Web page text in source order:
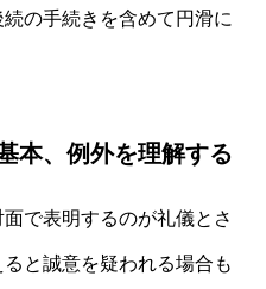
の手続きを含めて円滑に
本、例外を理解する
で表明するのが礼儀とさ
と誠意を疑われる場合も